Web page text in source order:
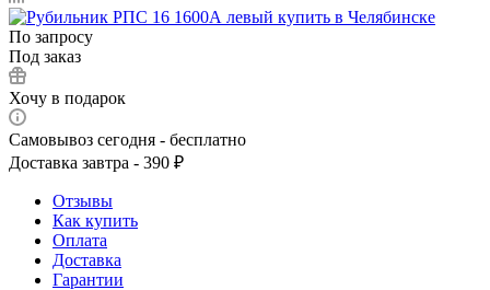
По запросу
Под заказ
Хочу в подарок
Самовывоз сегодня - бесплатно
Доставка завтра - 390 ₽
Отзывы
Как купить
Оплата
Доставка
Гарантии